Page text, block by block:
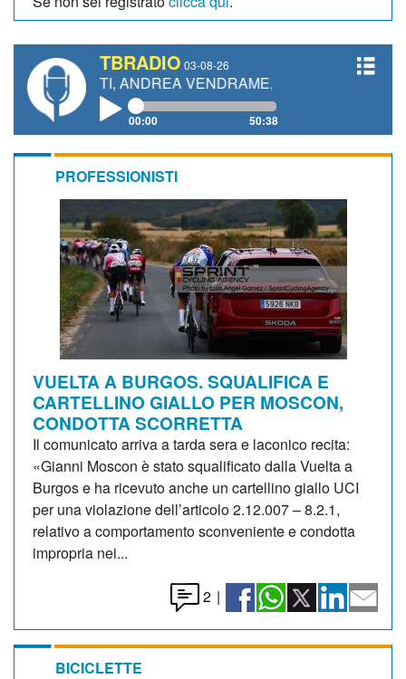
TBRADIO 03-08-26
ANDREA VENDRAME, FILIPPO FIORELLI
00:00 50:38
PROFESSIONISTI
VUELTA A BURGOS. SQUALIFICA E
CARTELLINO GIALLO PER MOSCON,
CONDOTTA SCORRETTA
Il comunicato arriva a tarda sera e laconico recita:
«Gianni Moscon è stato squalificato dalla Vuelta a
Burgos e ha ricevuto anche un cartellino giallo UCI
per una violazione dell’articolo 2.12.007 – 8.2.1,
relativo a comportamento sconveniente e condotta
impropria nei...
2 |
BICICLETTE